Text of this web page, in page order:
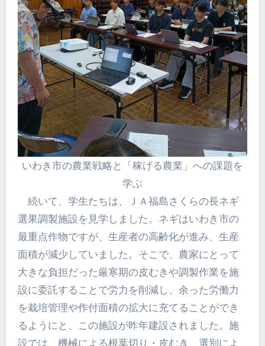
いわき市の農業戦略と「稼げる農業」への課題を
学ぶ
続いて、学生たちは、ＪＡ福島さくらの長ネギ
選果調製施設を見学しました。ネギはいわき市の
最重点作物ですが、生産者の高齢化が進み、生産
面積が減少していました。そこで、農家にとって
大きな負担だった厳寒期の皮むきや調製作業を施
設に委託することで労力を削減し、余った労働力
を栽培管理や作付面積の拡大に充てることができ
るようにと、この施設が昨年建設されました。施
設では、機械による根葉切り・皮むき、選別によ